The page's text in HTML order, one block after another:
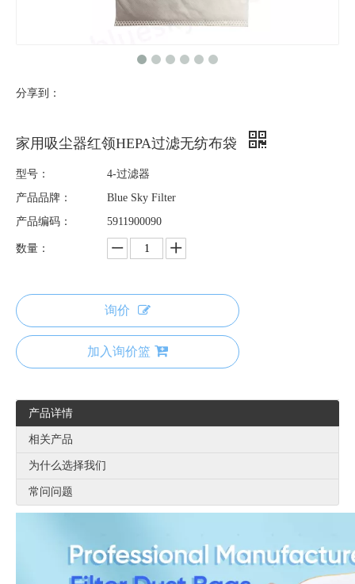
分享到：
家用吸尘器红领HEPA过滤无纺布袋
型号：
4-过滤器
产品品牌：
Blue Sky Filter
产品编码：
5911900090
数量：
询价
加入询价篮
产品详情
相关产品
为什么选择我们
常问问题